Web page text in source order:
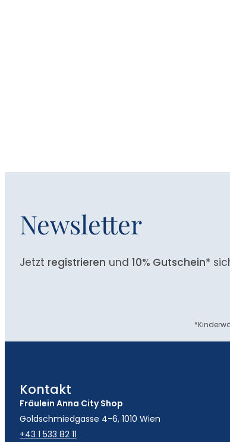
Newsletter
Jetzt registrieren und 10% Gutschein*
Kontakt
Fräulein Anna City Shop
Goldschmiedgasse 4-6, 1010 Wien
+43 1 533 82 11